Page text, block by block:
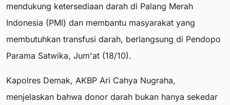
mendukung ketersediaan darah di Palang Merah
Indonesia (PMI) dan membantu masyarakat yang
membutuhkan transfusi darah, berlangsung di Pendopo
Parama Satwika, Jum'at (18/10).
Kapolres Demak, AKBP Ari Cahya Nugraha,
menjelaskan bahwa donor darah bukan hanya sekedar